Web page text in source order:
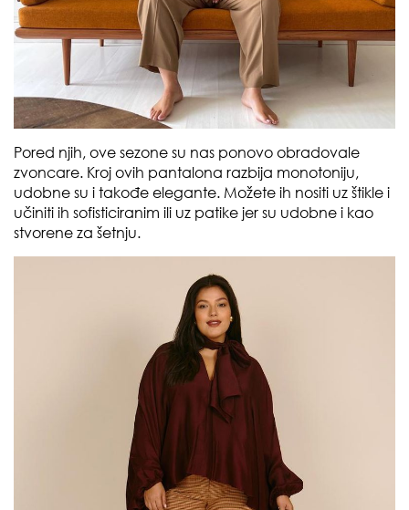
Pored njih, ove sezone su nas ponovo obradovale
zvoncare. Kroj ovih pantalona razbija monotoniju,
udobne su i takođe elegante. Možete ih nositi uz štikle i
učiniti ih sofisticiranim ili uz patike jer su udobne i kao
stvorene za šetnju.